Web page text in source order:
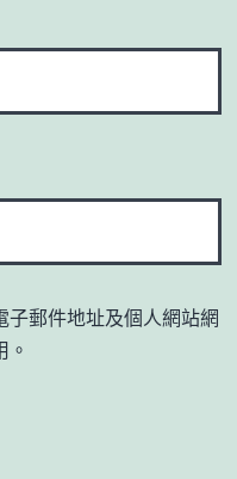
子郵件地址及個人網站網